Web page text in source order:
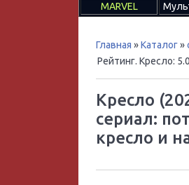
MARVEL
Главная »Каталог»
Рейтинг. Кресло: 5.0
Кресло
сериал:
кресло и